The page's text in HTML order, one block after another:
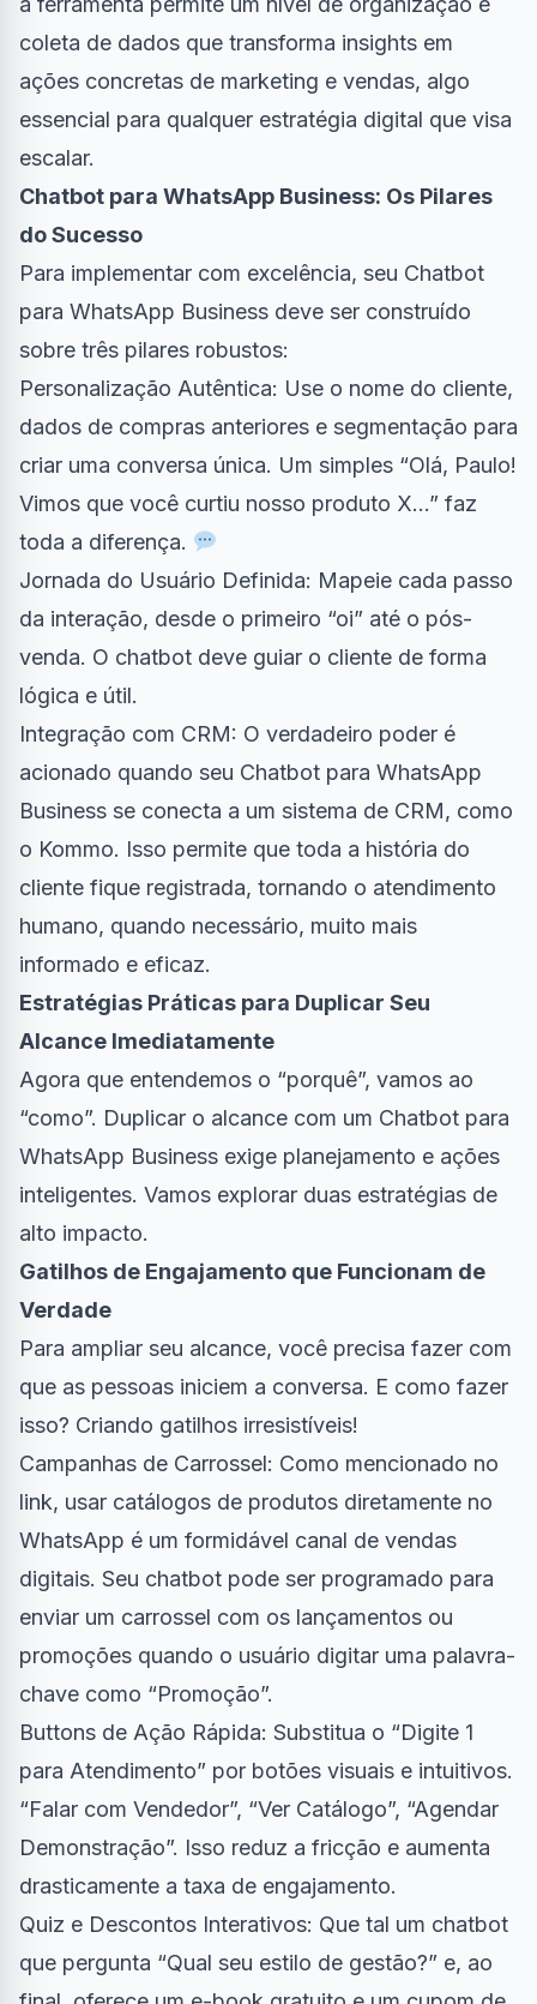
coleta de dados que transforma insights em
ações concretas de marketing e vendas, algo
essencial para qualquer estratégia digital que visa
escalar.
Chatbot para WhatsApp Business: Os Pilares
do Sucesso
Para implementar com excelência, seu Chatbot
para WhatsApp Business deve ser construído
sobre três pilares robustos:
Personalização Autêntica: Use o nome do cliente,
dados de compras anteriores e segmentação para
criar uma conversa única. Um simples “Olá, Paulo!
Vimos que você curtiu nosso produto X…” faz
toda a diferença.
Jornada do Usuário Definida: Mapeie cada passo
da interação, desde o primeiro “oi” até o pós-
venda. O chatbot deve guiar o cliente de forma
lógica e útil.
Integração com CRM: O verdadeiro poder é
acionado quando seu Chatbot para WhatsApp
Business se conecta a um sistema de CRM, como
o Kommo. Isso permite que toda a história do
cliente fique registrada, tornando o atendimento
humano, quando necessário, muito mais
informado e eficaz.
Estratégias Práticas para Duplicar Seu
Alcance Imediatamente
Agora que entendemos o “porquê”, vamos ao
“como”. Duplicar o alcance com um Chatbot para
WhatsApp Business exige planejamento e ações
inteligentes. Vamos explorar duas estratégias de
alto impacto.
Gatilhos de Engajamento que Funcionam de
Verdade
Para ampliar seu alcance, você precisa fazer com
que as pessoas iniciem a conversa. E como fazer
isso? Criando gatilhos irresistíveis!
Campanhas de Carrossel: Como mencionado no
link, usar catálogos de produtos diretamente no
WhatsApp é um formidável canal de vendas
digitais. Seu chatbot pode ser programado para
enviar um carrossel com os lançamentos ou
promoções quando o usuário digitar uma palavra-
chave como “Promoção”.
Buttons de Ação Rápida: Substitua o “Digite 1
para Atendimento” por botões visuais e intuitivos.
“Falar com Vendedor”, “Ver Catálogo”, “Agendar
Demonstração”. Isso reduz a fricção e aumenta
drasticamente a taxa de engajamento.
Quiz e Descontos Interativos: Que tal um chatbot
que pergunta “Qual seu estilo de gestão?” e, ao